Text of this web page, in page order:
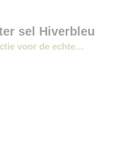
sel Hiverbleu
voor de echte…